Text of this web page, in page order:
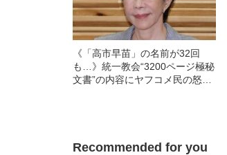
《「高市早苗」の名前が32回
も…》統一教会“3200ページ極秘
文書”の内容にヤフコメ民の怒り
Recommended for you